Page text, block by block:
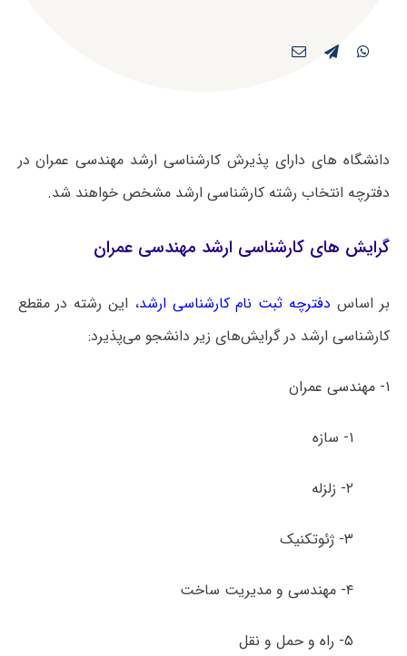
دانشگاه های دارای پذیرش کارشناسی ارشد مهندسی عمران در
دفترچه انتخاب رشته کارشناسی ارشد مشخص خواهند شد.
گرایش های کارشناسی ارشد مهندسی عمران
بر اساس دفترچه ثبت نام کارشناسی ارشد، این رشته در مقطع
کارشناسی ارشد در گرایش‌های زیر دانشجو می‌پذیرد:
۱- مهندسی عمران
۱- سازه
۲- زلزله
۳- ژئوتکنیک
۴- مهندسی و مدیریت ساخت
۵- راه و حمل و نقل